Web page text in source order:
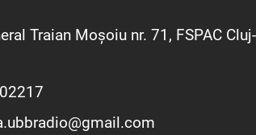
g
m
b
o
u
b
Traian Moșoiu nr. 71, FSPAC